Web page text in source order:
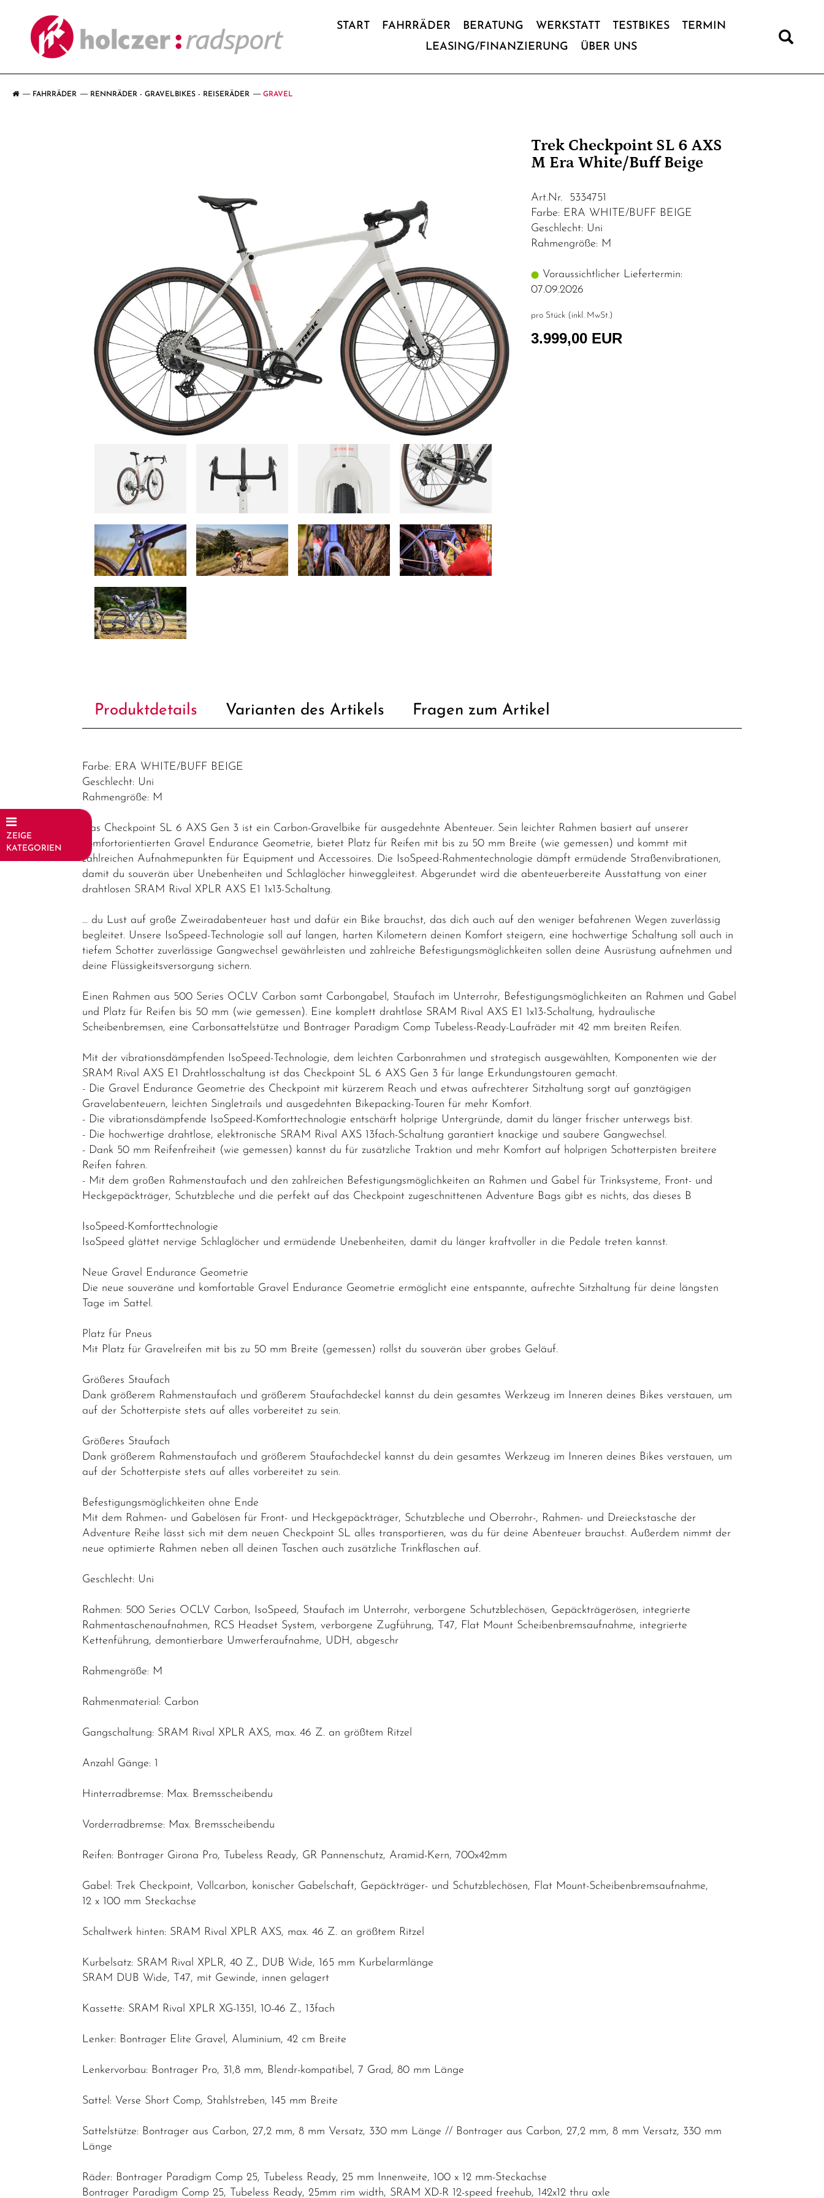
START FAHRRÄDER BERATUNG WERKSTATT TESTBIKES
TERMIN
LEASING/FINANZIERUNG
ÜBER UNS
FAHRRÄDER RENNRÄDER - GRAVELBIKES - REISERÄDER GRAVEL
ZEIGE
KATEGORIEN
Elektrofahrräder
Jugendfahrräder
Mountainbikes
Trek Checkpoint SL 6 AXS
M Era White/Buff Beige
Art.Nr. 5334751
Farbe: ERA WHITE/BUFF BEIGE
Geschlecht: Uni
Rahmengröße: M
Voraussichtlicher Liefertermin:
07.09.2026
pro Stück (inkl. MwSt.)
3.999,00 EUR
Produktdetails Varianten des Artikels Fragen zum Artikel
Farbe: ERA WHITE/BUFF BEIGE
Geschlecht: Uni
Rahmengröße: M
Das Checkpoint SL 6 AXS Gen 3 ist ein Carbon-Gravelbike für ausgedehnte Abenteuer. Sein leichter Rahmen basiert auf unserer
komfortorientierten Gravel Endurance Geometrie, bietet Platz für Reifen mit bis zu 50 mm Breite (wie gemessen) und kommt mit
zahlreichen Aufnahmepunkten für Equipment und Accessoires. Die IsoSpeed-Rahmentechnologie dämpft ermüdende Straßenvibrationen,
damit du souverän über Unebenheiten und Schlaglöcher hinweggleitest. Abgerundet wird die abenteuerbereite Ausstattung von einer
drahtlosen SRAM Rival XPLR AXS E1 1x13-Schaltung.
… du Lust auf große Zweiradabenteuer hast und dafür ein Bike brauchst, das dich auch auf den weniger befahrenen Wegen zuverlässig
begleitet. Unsere IsoSpeed-Technologie soll auf langen, harten Kilometern deinen Komfort steigern, eine hochwertige Schaltung soll auch in
tiefem Schotter zuverlässige Gangwechsel gewährleisten und zahlreiche Befestigungsmöglichkeiten sollen deine Ausrüstung aufnehmen und
deine Flüssigkeitsversorgung sichern.
Einen Rahmen aus 500 Series OCLV Carbon samt Carbongabel, Staufach im Unterrohr, Befestigungsmöglichkeiten an Rahmen und Gabel
und Platz für Reifen bis 50 mm (wie gemessen). Eine komplett drahtlose SRAM Rival AXS E1 1x13-Schaltung, hydraulische
Scheibenbremsen, eine Carbonsattelstütze und Bontrager Paradigm Comp Tubeless-Ready-Laufräder mit 42 mm breiten Reifen.
Mit der vibrationsdämpfenden IsoSpeed-Technologie, dem leichten Carbonrahmen und strategisch ausgewählten, Komponenten wie der
SRAM Rival AXS E1 Drahtlosschaltung ist das Checkpoint SL 6 AXS Gen 3 für lange Erkundungstouren gemacht.
- Die Gravel Endurance Geometrie des Checkpoint mit kürzerem Reach und etwas aufrechterer Sitzhaltung sorgt auf ganztägigen
Gravelabenteuern, leichten Singletrails und ausgedehnten Bikepacking-Touren für mehr Komfort.
- Die vibrationsdämpfende IsoSpeed-Komforttechnologie entschärft holprige Untergründe, damit du länger frischer unterwegs bist.
- Die hochwertige drahtlose, elektronische SRAM Rival AXS 13fach-Schaltung garantiert knackige und saubere Gangwechsel.
- Dank 50 mm Reifenfreiheit (wie gemessen) kannst du für zusätzliche Traktion und mehr Komfort auf holprigen Schotterpisten breitere
Reifen fahren.
- Mit dem großen Rahmenstaufach und den zahlreichen Befestigungsmöglichkeiten an Rahmen und Gabel für Trinksysteme, Front- und
Heckgepäckträger, Schutzbleche und die perfekt auf das Checkpoint zugeschnittenen Adventure Bags gibt es nichts, das dieses B
IsoSpeed-Komforttechnologie
IsoSpeed glättet nervige Schlaglöcher und ermüdende Unebenheiten, damit du länger kraftvoller in die Pedale treten kannst.
Neue Gravel Endurance Geometrie
Die neue souveräne und komfortable Gravel Endurance Geometrie ermöglicht eine entspannte, aufrechte Sitzhaltung für deine längsten
Tage im Sattel.
Platz für Pneus
Mit Platz für Gravelreifen mit bis zu 50 mm Breite (gemessen) rollst du souverän über grobes Geläuf.
Größeres Staufach
Dank größerem Rahmenstaufach und größerem Staufachdeckel kannst du dein gesamtes Werkzeug im Inneren deines Bikes verstauen, um
auf der Schotterpiste stets auf alles vorbereitet zu sein.
Größeres Staufach
Dank größerem Rahmenstaufach und größerem Staufachdeckel kannst du dein gesamtes Werkzeug im Inneren deines Bikes verstauen, um
auf der Schotterpiste stets auf alles vorbereitet zu sein.
Befestigungsmöglichkeiten ohne Ende
Mit dem Rahmen- und Gabelösen für Front- und Heckgepäckträger, Schutzbleche und Oberrohr-, Rahmen- und Dreieckstasche der
Adventure Reihe lässt sich mit dem neuen Checkpoint SL alles transportieren, was du für deine Abenteuer brauchst. Außerdem nimmt der
neue optimierte Rahmen neben all deinen Taschen auch zusätzliche Trinkflaschen auf.
Geschlecht: Uni
Rahmen: 500 Series OCLV Carbon, IsoSpeed, Staufach im Unterrohr, verborgene Schutzblechösen, Gepäckträgerösen, integrierte
Rahmentaschenaufnahmen, RCS Headset System, verborgene Zugführung, T47, Flat Mount Scheibenbremsaufnahme, integrierte
Kettenführung, demontierbare Umwerferaufnahme, UDH, abgeschr
Rahmengröße: M
Rahmenmaterial: Carbon
Gangschaltung: SRAM Rival XPLR AXS, max. 46 Z. an größtem Ritzel
Anzahl Gänge: 1
Hinterradbremse: Max. Bremsscheibendu
Vorderradbremse: Max. Bremsscheibendu
Reifen: Bontrager Girona Pro, Tubeless Ready, GR Pannenschutz, Aramid-Kern, 700x42mm
Gabel: Trek Checkpoint, Vollcarbon, konischer Gabelschaft, Gepäckträger- und Schutzblechösen, Flat Mount-Scheibenbremsaufnahme,
12 x 100 mm Steckachse
Schaltwerk hinten: SRAM Rival XPLR AXS, max. 46 Z. an größtem Ritzel
Kurbelsatz: SRAM Rival XPLR, 40 Z., DUB Wide, 165 mm Kurbelarmlänge
SRAM DUB Wide, T47, mit Gewinde, innen gelagert
Kassette: SRAM Rival XPLR XG-1351, 10-46 Z., 13fach
Lenker: Bontrager Elite Gravel, Aluminium, 42 cm Breite
Lenkervorbau: Bontrager Pro, 31,8 mm, Blendr-kompatibel, 7 Grad, 80 mm Länge
Sattel: Verse Short Comp, Stahlstreben, 145 mm Breite
Sattelstütze: Bontrager aus Carbon, 27,2 mm, 8 mm Versatz, 330 mm Länge // Bontrager aus Carbon, 27,2 mm, 8 mm Versatz, 330 mm
Länge
Räder: Bontrager Paradigm Comp 25, Tubeless Ready, 25 mm Innenweite, 100 x 12 mm-Steckachse
Bontrager Paradigm Comp 25, Tubeless Ready, 25mm rim width, SRAM XD-R 12-speed freehub, 142x12 thru axle